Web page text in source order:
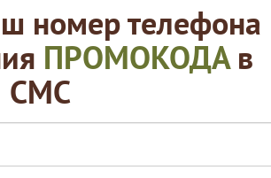
₽ от 420 ₽
номер телефона
ПРОМОКОДАв
СМС